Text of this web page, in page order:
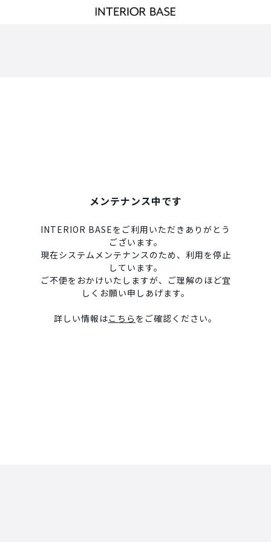
メンテナンス中です
INTERIOR BASEをご利用いただきありがとう
ございます。
現在システムメンテナンスのため、利用を停止
しています。
ご不便をおかけいたしますが、ご理解のほど宜
しくお願い申しあげます。
詳しい情報はこちら をご確認ください。